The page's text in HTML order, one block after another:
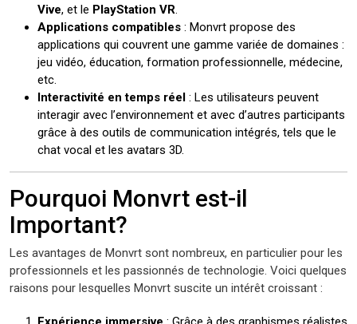
Vive, et le PlayStation VR
Applications compatibles : Monvrt propose des
applications qui couvrent une gamme variée de domaines :
jeu vidéo, éducation, formation professionnelle, médecine,
etc.
Interactivité en temps réel : Les utilisateurs peuvent
interagir avec l’environnement et avec d’autres participants
grâce à des outils de communication intégrés, tels que le
chat vocal et les avatars 3D.
Pourquoi Monvrt est-il
Important?
Les avantages de Monvrt sont nombreux, en particulier pour les
professionnels et les passionnés de technologie. Voici quelques
raisons pour lesquelles Monvrt suscite un intérêt croissant :